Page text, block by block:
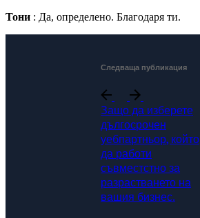
Тони : Да, определено. Благодаря ти.
Следваща публикация
Защо да изберете
дългосрочен
уебпартньор, който
да работи
съвместстно за
разрастването на
вашия бизнес.